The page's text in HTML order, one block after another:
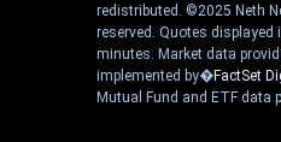
redistributed. ©2025 Neth
reserved. Quotes displayed
minutes. Market data
implemented by�FactSet
Mutual Fund and ETF data